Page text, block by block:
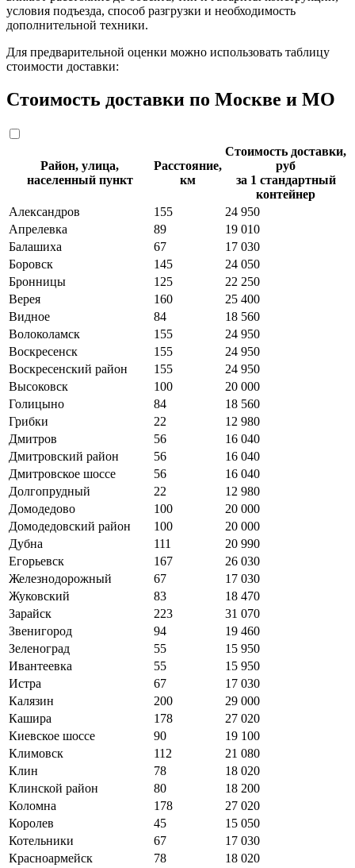
условия подъезда, способ разгрузки и необходимость
дополнительной техники.
Для предварительной оценки можно использовать таблицу
стоимости доставки:
Стоимость доставки по Москве и МО
Район, улица,
населенный пункт
Расстояние,
км
Стоимость доставки,
руб
за 1 стандартный
контейнер
Александров
155
24 950
Апрелевка
89
19 010
Балашиха
67
17 030
Боровск
145
24 050
Бронницы
125
22 250
Верея
160
25 400
Видное
84
18 560
Волоколамск
155
24 950
Воскресенск
155
24 950
Воскресенский район
155
24 950
Высоковск
100
20 000
Голицыно
84
18 560
Грибки
22
12 980
Дмитров
56
16 040
Дмитровский район
56
16 040
Дмитровское шоссе
56
16 040
Долгопрудный
22
12 980
Домодедово
100
20 000
Домодедовский район
100
20 000
Дубна
111
20 990
Егорьевск
167
26 030
Железнодорожный
67
17 030
Жуковский
83
18 470
Зарайск
223
31 070
Звенигород
94
19 460
Зеленоград
55
15 950
Ивантеевка
55
15 950
Истра
67
17 030
Калязин
200
29 000
Кашира
178
27 020
Киевское шоссе
90
19 100
Климовск
112
21 080
Клин
78
18 020
Клинской район
80
18 200
Коломна
178
27 020
Королев
45
15 050
Котельники
67
17 030
Красноармейск
78
18 020